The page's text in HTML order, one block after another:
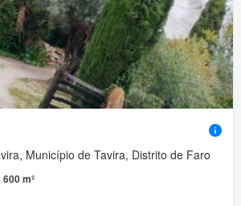
Município de Tavira, Distrito de Faro
600 m²